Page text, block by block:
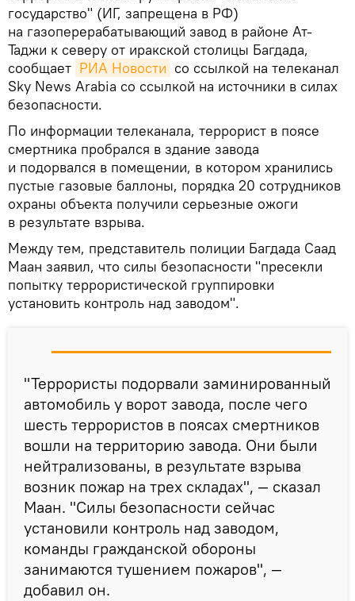
государство" (ИГ, запрещена в РФ)
на газоперерабатывающий завод в районе Ат-
Таджи к северу от иракской столицы Багдада,
сообщает РИА Новости со ссылкой на телеканал
Sky News Arabia со ссылкой на источники в силах
безопасности.
По информации телеканала, террорист в поясе
смертника пробрался в здание завода
и подорвался в помещении, в котором хранились
пустые газовые баллоны, порядка 20 сотрудников
охраны объекта получили серьезные ожоги
в результате взрыва.
Между тем, представитель полиции Багдада Саад
Маан заявил, что силы безопасности "пресекли
попытку террористической группировки
установить контроль над заводом".
"Террористы подорвали заминированный
автомобиль у ворот завода, после чего
шесть террористов в поясах смертников
вошли на территорию завода. Они были
нейтрализованы, в результате взрыва
возник пожар на трех складах", — сказал
Маан. "Силы безопасности сейчас
установили контроль над заводом,
команды гражданской обороны
занимаются тушением пожаров", —
добавил он.